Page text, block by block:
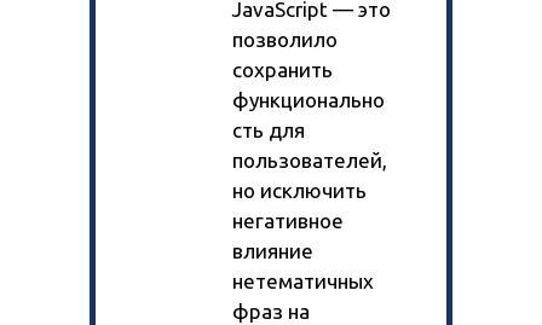
JavaScript — это
позволило
сохранить
функционально
сть для
пользователей,
но исключить
негативное
влияние
нетематичных
фраз на